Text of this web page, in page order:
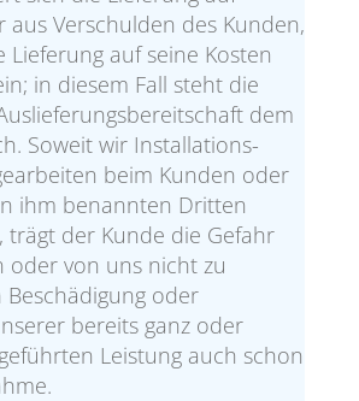
aus Verschulden des Kunden,
Lieferung auf seine Kosten
in diesem Fall steht die
dem
Soweit wir Installations-
beim Kunden oder
ihm benannten Dritten
der Kunde die Gefahr
oder von uns nicht zu
oder
bereits ganz oder
Leistung auch schon